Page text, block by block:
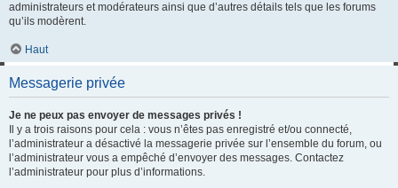
administrateurs et modérateurs ainsi que d’autres détails tels que les forums
qu’ils modèrent.
Haut
Messagerie privée
Je ne peux pas envoyer de messages privés !
Il y a trois raisons pour cela : vous n’êtes pas enregistré et/ou connecté,
l’administrateur a désactivé la messagerie privée sur l’ensemble du forum, ou
l’administrateur vous a empêché d’envoyer des messages. Contactez
l’administrateur pour plus d’informations.